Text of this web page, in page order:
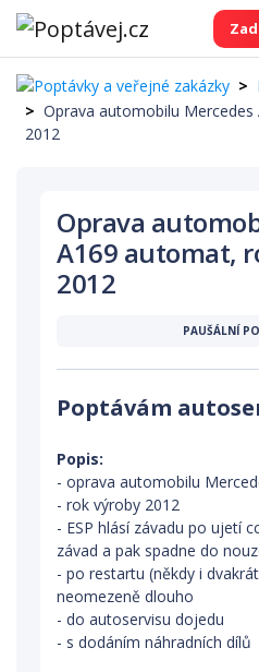
Oprava automobilu
2012
Oprava
A169 automat,
2012
PAUŠÁLNÍ
Poptávám
Popis:
- oprava automobilu
- rok výroby 2012
- ESP hlásí závadu po ujetí
závad a pak spadne do
- po restartu (někdy i
neomezeně dlouho
- do autoservisu dojedu
- s dodáním náhradních dílů